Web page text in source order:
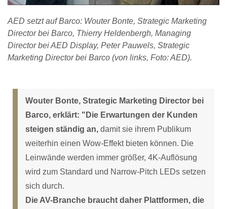
AED setzt auf Barco: Wouter Bonte, Strategic Marketing
Director bei Barco, Thierry Heldenbergh, Managing
Director bei AED Display, Peter Pauwels, Strategic
Marketing Director bei Barco (von links, Foto: AED).
Wouter Bonte, Strategic Marketing Director bei
Barco, erklärt: "Die Erwartungen der Kunden
steigen ständig an, damit sie ihrem Publikum
weiterhin einen Wow-Effekt bieten können. Die
Leinwände werden immer größer, 4K-Auflösung
wird zum Standard und Narrow-Pitch LEDs setzen
sich durch.
Die AV-Branche braucht daher Plattformen, die